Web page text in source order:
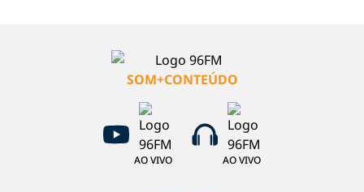
SOM+CONTEÚDO
AO VIVO AO VIVO